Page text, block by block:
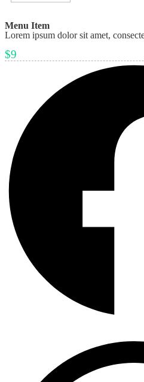
Menu Item
Lorem ipsum dolor sit amet,
$9